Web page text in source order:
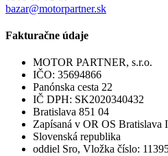
bazar@motorpartner.sk
Fakturačne údaje
MOTOR PARTNER, s.r.o.
IČO: 35694866
Panónska cesta 22
IČ DPH: SK2020340432
Bratislava 851 04
Zapísaná v OR OS Bratislava
Slovenská republika
oddiel Sro, Vložka číslo: